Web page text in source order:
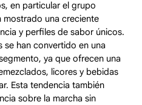
en particular el grupo
una creciente
y perfiles de sabor únicos.
se han convertido en una
ya que ofrecen una
licores y bebidas
Esta tendencia también
sobre la marcha sin